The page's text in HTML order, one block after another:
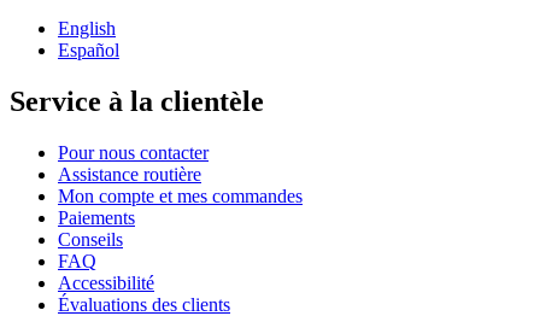
English
Español
Service à la clientèle
Pour nous contacter
Assistance routière
Mon compte et mes commandes
Paiements
Conseils
FAQ
Accessibilité
Évaluations des clients